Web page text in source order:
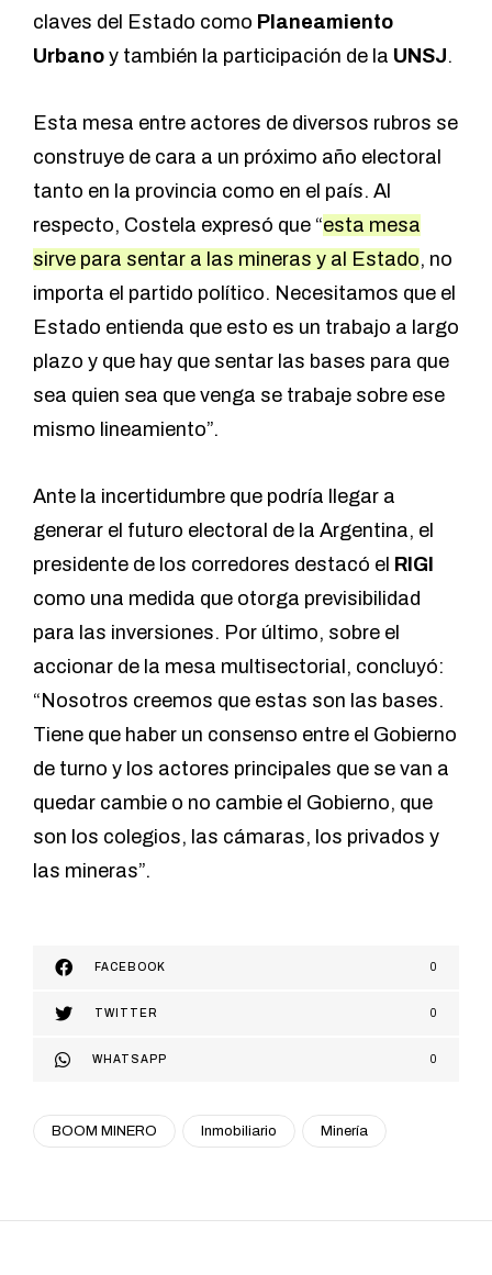
claves del Estado como Planeamiento
Urbano y también la participación de la UNSJ.
Esta mesa entre actores de diversos rubros se
construye de cara a un próximo año electoral
tanto en la provincia como en el país. Al
respecto, Costela expresó que “esta mesa
sirve para sentar a las mineras y al Estado, no
importa el partido político. Necesitamos que el
Estado entienda que esto es un trabajo a largo
plazo y que hay que sentar las bases para que
sea quien sea que venga se trabaje sobre ese
mismo lineamiento”.
Ante la incertidumbre que podría llegar a
generar el futuro electoral de la Argentina, el
presidente de los corredores destacó el RIGI
como una medida que otorga previsibilidad
para las inversiones. Por último, sobre el
accionar de la mesa multisectorial, concluyó:
“Nosotros creemos que estas son las bases.
Tiene que haber un consenso entre el Gobierno
de turno y los actores principales que se van a
quedar cambie o no cambie el Gobierno, que
son los colegios, las cámaras, los privados y
las mineras”.
FACEBOOK 0
TWITTER 0
WHATSAPP 0
BOOM MINERO Inmobiliario Minería